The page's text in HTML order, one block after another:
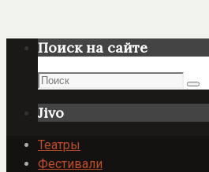
Поиск на сайте
Поиск
Jivo
Театры
Фестивали